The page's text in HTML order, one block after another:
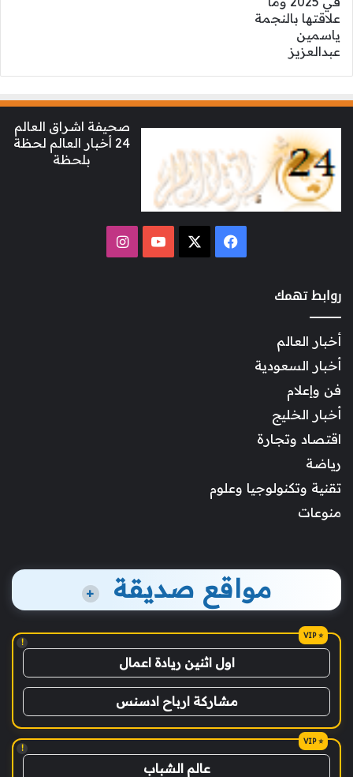
صحيفة اشراق العالم
24 أخبار العالم لحظة
بلحظة
فيسبوك ‫YouTubeانستقرام
روابط تهمك
أخبار العالم
أخبار السعودية
فن وإعلام
أخبار الخليج
اقتصاد وتجارة
رياضة
تقنية وتكنولوجيا وعلوم
منوعات
مواقع صديقة +
!
اول اثنين ريادة اعمال
مشاركة ارباح ادسنس
!
عالم الشباب